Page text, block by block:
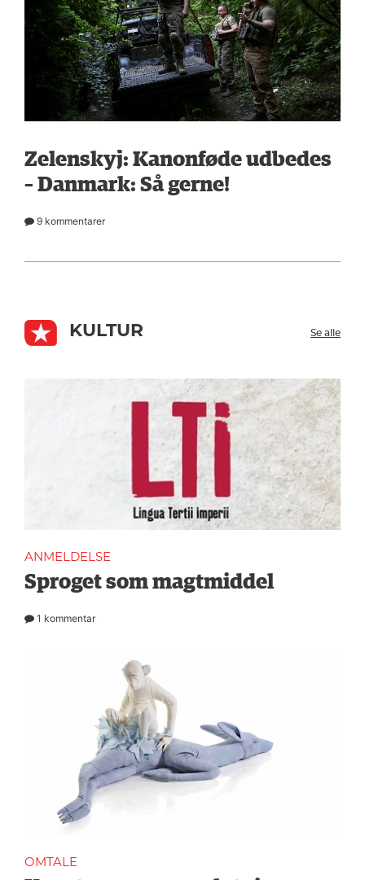
Zelenskyj: Kanonføde udbedes
– Danmark: Så gerne!
9 kommentarer
KULTUR Se alle
ANMELDELSE
Sproget som magtmiddel
1 kommentar
OMTALE